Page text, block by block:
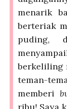
menarik
berteriak
puding,
berkeliling
teman-
memberi
ribu! Saya